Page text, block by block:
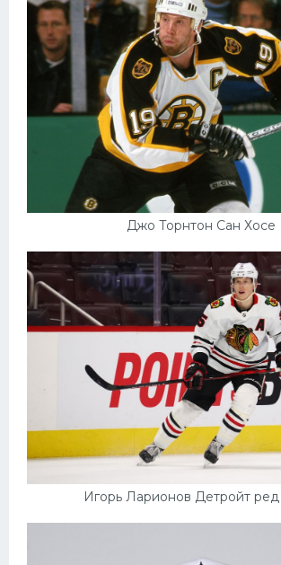
Джо Торнтон Сан Хосе
Игорь Ларионов Детройт ред